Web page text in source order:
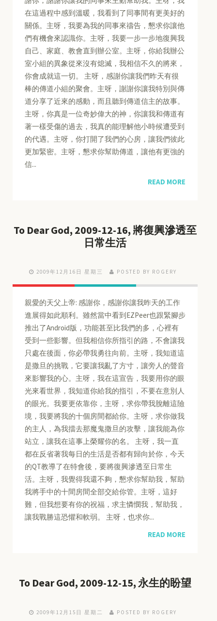
在這過程中感到溫暖，我看到了同事間有更美好的
關係。主呀，我要為我的同事來禱告，懇求你讓他
們有機會來認識你。主呀，我要一步一步地復興我
自己、家庭、教會直到辦公室。主呀，你給我辦公
室小組的異象從來沒有熄滅，我相信不久的將來，
你會成就這一切。 主呀，感謝你讓我們昨天有很
棒的傳道小組的聚會。主呀，謝謝你讓我特別與傳
道分享了近來的感動，而且聽到傳道信主的故事。
主呀，你真是一位奇妙偉大的神，你讓我和傳道有
著一樣受傷的過去，我真的能理解他小時候遭受到
的代遇。主呀，你打開了我們的心房，讓我們彼此
更加緊密。主呀，懇求你幫助傳道，讓他有更強的
信...
READ MORE
To Dear God, 2009-12-16, 將復興滲透至
日常生活
2009年12月16日 星期三 POSTED BY ROGERY
親愛的天父上帝: 感謝你，感謝你讓我昨天的工作
進展得如此順利。雖然當中看到EZPeer也跟緊腳步
推出了Android版，功能甚至比我們的多，心裡有
受到一些影響。但我相信你所指引的路，不會讓我
只處在後面，你必帶我勇往向前。主呀，我知道這
是撒旦的挑戰，它要讓我亂了方寸，讓旁人的聲音
來影響我的心。主呀，我在這宣告，我要用你的眼
光來看世界，我知道你給我的指引，不要在意別人
的眼光。我要更依靠你，主呀，求你帶我脫離這險
境，我要將我的十個房間都給你。主呀，求你做我
的主人，為我擋去那魔鬼撒旦的攻擊，讓我能為你
站立，讓我在這事上榮耀你的名。 主呀，我一直
都在反省著我每日的生活是否都有歸向於你，今天
的QT教導了在特會後，要將復興滲透至日常生
活。主呀，我覺得我還不夠，懇求你幫助我，幫助
我將手中的十間房間全部交給你管。主呀，這好
難，但我想要有你的祝福，求主憐憫我，幫助我，
讓我戰勝這恐懼和軟弱。 主呀，也求你...
READ MORE
To Dear God, 2009-12-15, 永生的盼望
2009年12月15日 星期二 POSTED BY ROGERY